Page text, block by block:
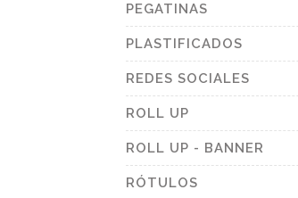
PEGATINAS
PLASTIFICADOS
REDES SOCIALES
ROLL UP
ROLL UP - BANNER
RÓTULOS